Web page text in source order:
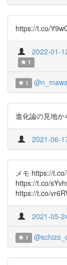
https://t.co/
2022-01-
1
1
進化論の見地
2021-06-
メモ https://
https://t.co/
https://t.co/
2021-05-
1